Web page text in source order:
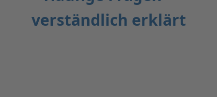
verständlich erklärt